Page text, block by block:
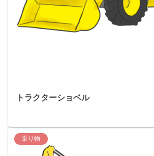
トラクターショベル
乗り物